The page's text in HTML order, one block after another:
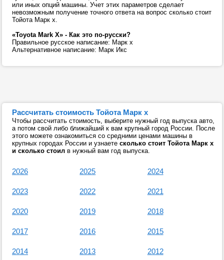
или иных опций машины. Учет этих параметров сделает
невозможным получение точного ответа на вопрос сколько стоит
Тойота Марк х.
«Toyota Mark X» - Как это по-русски?
Правильное русское написание: Марк х
Альтернативное написание: Марк Икс
Рассчитать стоимость Тойота Марк х
Чтобы рассчитать стоимость, выберите нужный год выпуска авто,
а потом свой либо ближайший к вам крупный город России. После
этого можете ознакомиться со средними ценами машины в
крупных городах России и узнаете сколько стоит Тойота Марк х
и сколько стоил в нужный вам год выпуска.
2026 2025 2024
2023 2022 2021
2020 2019 2018
2017 2016 2015
2014 2013 2012